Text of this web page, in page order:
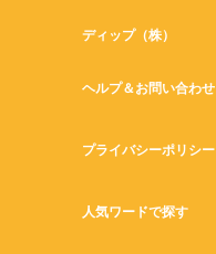
ディップ（株）
ヘルプ＆お問い合わせ
プライバシーポリシー
人気ワードで探す